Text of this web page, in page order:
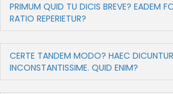
PRIMUM QUID TU DICIS BREVE? EADEM
RATIO REPERIETUR?
CERTE TANDEM MODO? HAEC DICUNTUR
INCONSTANTISSIME. QUID ENIM?